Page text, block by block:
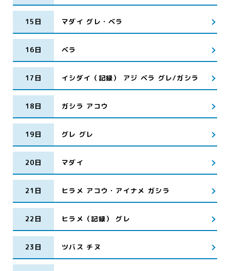
15日 マダイ グレ・ベラ
16日 ベラ
17日 イシダイ（記録） アジ ベラ グレ/ガシラ
18日 ガシラ アコウ
19日 グレ グレ
20日 マダイ
21日 ヒラメ アコウ・アイナメ ガシラ
22日 ヒラメ（記録） グレ
23日 ツバス チヌ